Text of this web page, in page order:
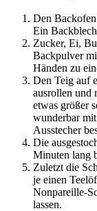
Den
Ein
Zucker, Ei,
Backpulver
Händen zu
Den Teig auf
ausrollen und
etwas größer
wunderbar
Ausstecher
Die
Minuten lang
Zuletzt die
je einen
Nonpareille-
lassen.